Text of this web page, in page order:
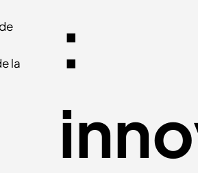
la
: